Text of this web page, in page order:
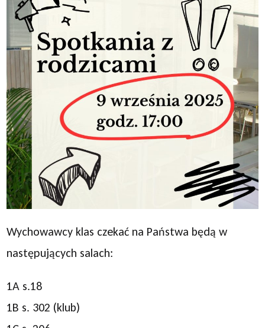
Wychowawcy klas czekać na Państwa będą w
następujących salach:
1A s.18
1B s. 302 (klub)